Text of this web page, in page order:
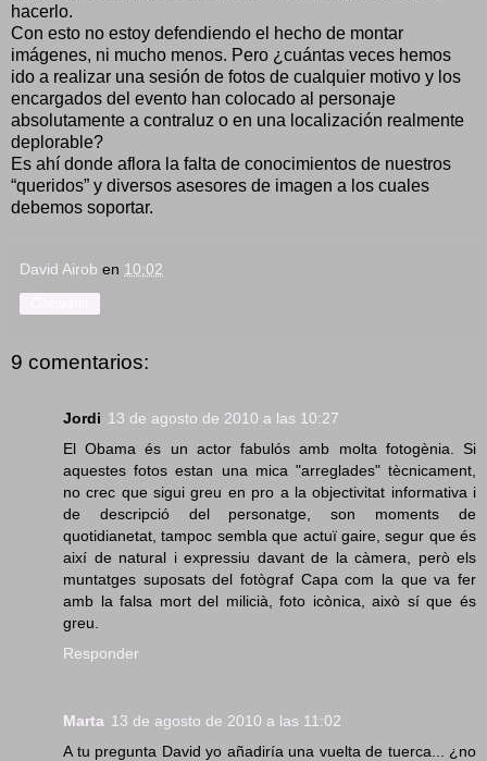
hacerlo.
Con esto no estoy defendiendo el hecho de montar
imágenes, ni mucho menos. Pero ¿cuántas veces hemos
ido a realizar una sesión de fotos de cualquier motivo y los
encargados del evento han colocado al personaje
absolutamente a contraluz o en una localización realmente
deplorable?
Es ahí donde aflora la falta de conocimientos de nuestros
“queridos” y diversos asesores de imagen a los cuales
debemos soportar.
David Airob en 10:02
9 comentarios:
Jordi 13 de agosto de 2010 a las 10:27
El Obama és un actor fabulós amb molta fotogènia. Si
aquestes fotos estan una mica "arreglades" tècnicament,
no crec que sigui greu en pro a la objectivitat informativa i
de descripció del personatge, son moments de
quotidianetat, tampoc sembla que actuï gaire, segur que és
així de natural i expressiu davant de la càmera, però els
muntatges suposats del fotògraf Capa com la que va fer
amb la falsa mort del milicià, foto icònica, això sí que és
greu.
Responder
Marta 13 de agosto de 2010 a las 11:02
A tu pregunta David yo añadiría una vuelta de tuerca... ¿no